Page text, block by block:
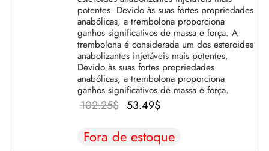
potentes. Devido às suas fortes propriedades
anabólicas, a trembolona proporciona
ganhos significativos de massa e força. A
trembolona é considerada um dos esteroides
anabolizantes injetáveis mais potentes.
Devido às suas fortes propriedades
anabólicas, a trembolona proporciona
ganhos significativos de massa e força.
102.25$ O preço
era:
53.49$
atual é:
Fora de estoque